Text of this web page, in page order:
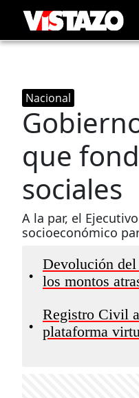
Nacional
que
sociales
A la par, el
socioeconómico
•
Devolución del
los montos
•
Registro Civil
plataforma